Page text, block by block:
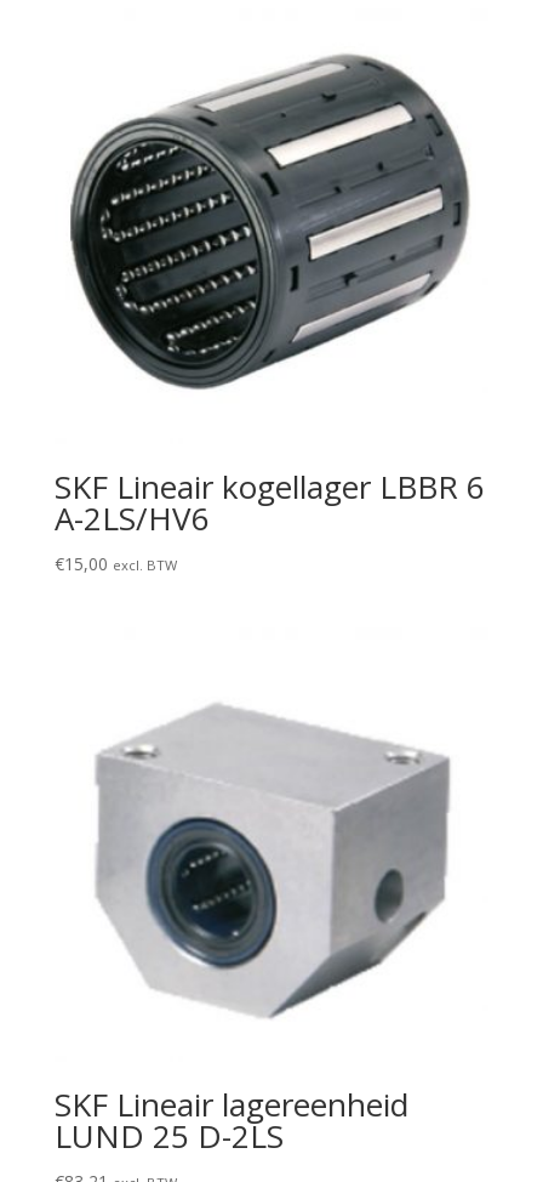
SKF Lineair kogellager LBBR 6
A-2LS/HV6
€15,00 excl. BTW
SKF Lineair lagereenheid
LUND 25 D-2LS